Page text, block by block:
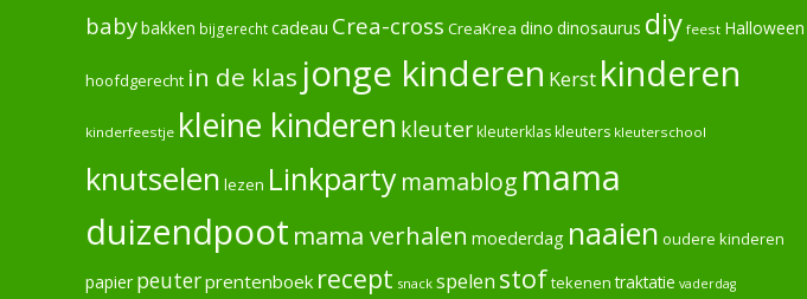
babybakken bijgerechtcadeau Crea-cross CreaKrea dino dinosaurus diy feest Halloween
hoofdgerecht in de klas jonge kinderen Kerst kinderen
kinderfeestje kleine kinderen kleuterkleuterklaskleuters kleuterschool
knutselen lezen Linkpartymamablog mama
duizendpoot mama verhalen moederdag naaien oudere kinderen
papier peuterprentenboek recept snack spelen stoftekenen traktatie vaderdag